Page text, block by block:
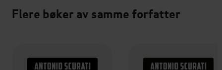
Flere bøker av samme forfatter